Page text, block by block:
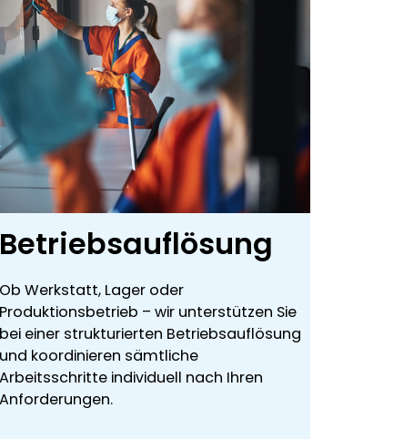
Betriebsauflösung
Ob Werkstatt, Lager oder
Produktionsbetrieb – wir unterstützen Sie
bei einer strukturierten Betriebsauflösung
und koordinieren sämtliche
Arbeitsschritte individuell nach Ihren
Anforderungen.